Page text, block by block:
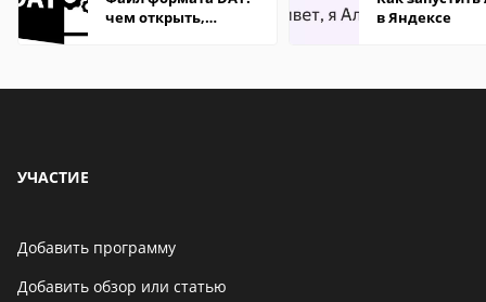
чем открыть,
в Яндексе
УЧАСТИЕ
Добавить программу
Добавить обзор или статью